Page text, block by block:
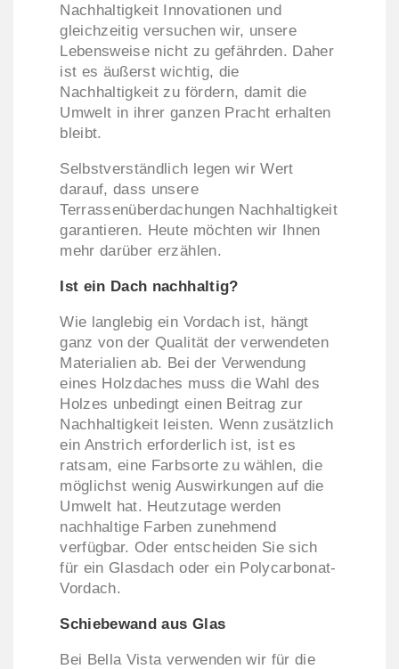
Nachhaltigkeit Innovationen und
gleichzeitig versuchen wir, unsere
Lebensweise nicht zu gefährden. Daher
ist es äußerst wichtig, die
Nachhaltigkeit zu fördern, damit die
Umwelt in ihrer ganzen Pracht erhalten
bleibt.
Selbstverständlich legen wir Wert
darauf, dass unsere
Terrassenüberdachungen Nachhaltigkeit
garantieren. Heute möchten wir Ihnen
mehr darüber erzählen.
Ist ein Dach nachhaltig?
Wie langlebig ein Vordach ist, hängt
ganz von der Qualität der verwendeten
Materialien ab. Bei der Verwendung
eines Holzdaches muss die Wahl des
Holzes unbedingt einen Beitrag zur
Nachhaltigkeit leisten. Wenn zusätzlich
ein Anstrich erforderlich ist, ist es
ratsam, eine Farbsorte zu wählen, die
möglichst wenig Auswirkungen auf die
Umwelt hat. Heutzutage werden
nachhaltige Farben zunehmend
verfügbar. Oder entscheiden Sie sich
für ein Glasdach oder ein Polycarbonat-
Vordach.
Schiebewand aus Glas
Bei Bella Vista verwenden wir für die